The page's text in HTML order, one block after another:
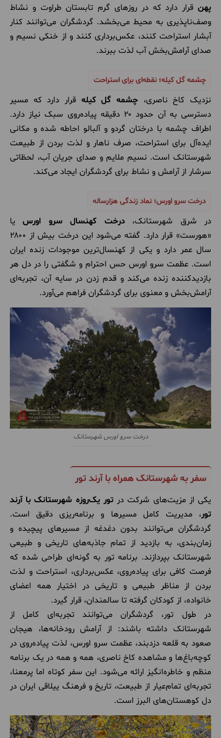
پهن قرار دارد که در روزهای گرم تابستان طراوت و نشاط
وصف‌ناپذیری به محیط می‌بخشد. گردشگران می‌توانند کنار
آبشار استراحت کنند، عکس‌برداری کنند و از خنکی نسیم و
صدای آرامش‌بخش آب لذت ببرند.
چشمه گل کیله؛ نقطه‌ای برای استراحت
نزدیک کاخ ناصری، چشمه گل کیله قرار دارد که مسیر
دسترسی به آن حدود ۲۰ دقیقه پیاده‌روی سبک نیاز دارد.
اطراف چشمه با درختان گردو و آلبالو احاطه شده و مکانی
ایده‌آل برای استراحت، صرف ناهار و لذت بردن از طبیعت
شهرستانک است. نسیم ملایم و صدای جریان آب، لحظاتی
سرشار از آرامش و نشاط برای گردشگران ایجاد می‌کند.
درخت سرو اورس؛ نماد زندگی هزارساله
در شرق شهرستانک،درخت کهنسال سرو اورسیا
«هورست» قرار دارد. گفته می‌شود این درخت بیش از ۲۸۰۰
سال عمر دارد و یکی از کهنسال‌ترین موجودات زنده ایران
است. عظمت سرو اورس حس احترام و شگفتی را در دل هر
بازدیدکننده زنده می‌کند و قدم زدن در سایه آن، تجربه‌ای
آرامش‌بخش و معنوی برای گردشگران فراهم می‌آورد.
درخت سرو اورس شهرستانک
سفر به شهرستانک همراه با آرند تور
یکی از مزیت‌های شرکت درتور یک‌روزه شهرستانک با آرند
تور، مدیریت کامل مسیرها و برنامه‌ریزی دقیق است.
گردشگران می‌توانند بدون دغدغه از مسیرهای پیچیده و
زمان‌بندی، به بازدید از تمام جاذبه‌های تاریخی و طبیعی
شهرستانک بپردازند. برنامه تور به گونه‌ای طراحی شده که
فرصت کافی برای پیاده‌روی، عکس‌برداری، استراحت و لذت
بردن از مناظر طبیعی و تاریخی در اختیار همه اعضای
خانواده، از کودکان گرفته تا سالمندان، قرار گیرد.
در طول تور، گردشگران می‌توانند تجربه‌ای کامل از
شهرستانک داشته باشند: از آرامش رودخانه‌ها، هیجان
صعود به قلعه دزدبند، عظمت سرو اورس، لذت پیاده‌روی در
کوچه‌باغ‌ها و مشاهده کاخ ناصری، همه و همه در یک برنامه
منظم و خاطره‌انگیز ارائه می‌شود. این سفر کوتاه اما پرمعنا،
تجربه‌ای تمام‌عیار از طبیعت، تاریخ و فرهنگ ییلاقی ایران در
دل کوهستان‌های البرز است.